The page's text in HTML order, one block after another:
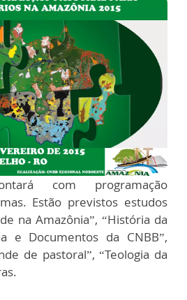
com programação
Estão previstos estudos
na Amazônia”, “História da
e Documentos da CNBB”,
de pastoral”, “Teologia da